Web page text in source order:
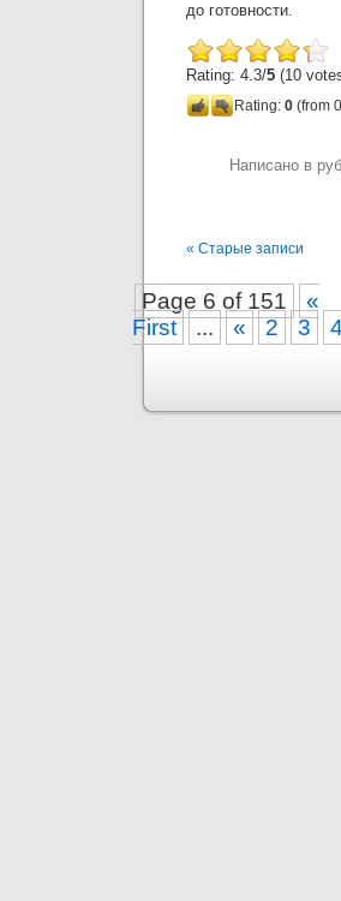
до готовности.
Rating: 4.3/5 (10
Rating: 0 (from
Написано в
« Старые записи
Page 6 of 151
«
First
... « 2 3 4